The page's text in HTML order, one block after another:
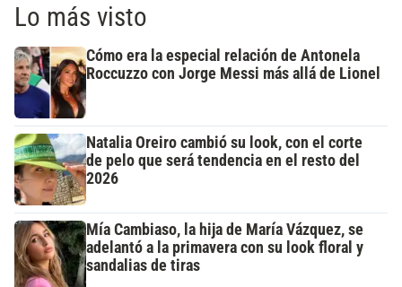
Lo más visto
Cómo era la especial relación de Antonela
Roccuzzo con Jorge Messi más allá de Lionel
Natalia Oreiro cambió su look, con el corte
de pelo que será tendencia en el resto del
2026
Mía Cambiaso, la hija de María Vázquez, se
adelantó a la primavera con su look floral y
sandalias de tiras